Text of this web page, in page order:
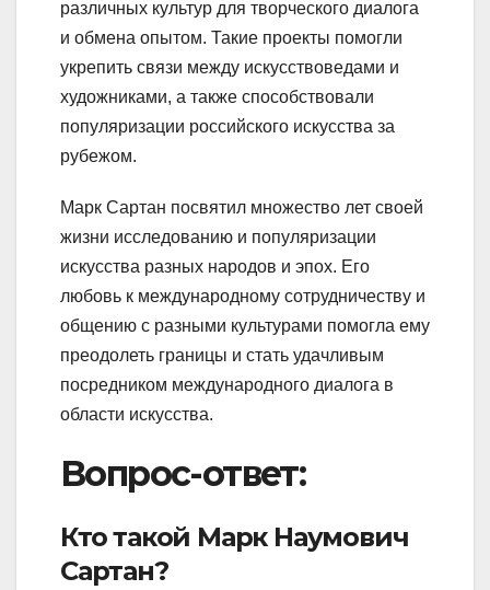
различных культур для творческого диалога
и обмена опытом. Такие проекты помогли
укрепить связи между искусствоведами и
художниками, а также способствовали
популяризации российского искусства за
рубежом.
Марк Сартан посвятил множество лет своей
жизни исследованию и популяризации
искусства разных народов и эпох. Его
любовь к международному сотрудничеству и
общению с разными культурами помогла ему
преодолеть границы и стать удачливым
посредником международного диалога в
области искусства.
Вопрос-ответ:
Кто такой Марк Наумович
Сартан?